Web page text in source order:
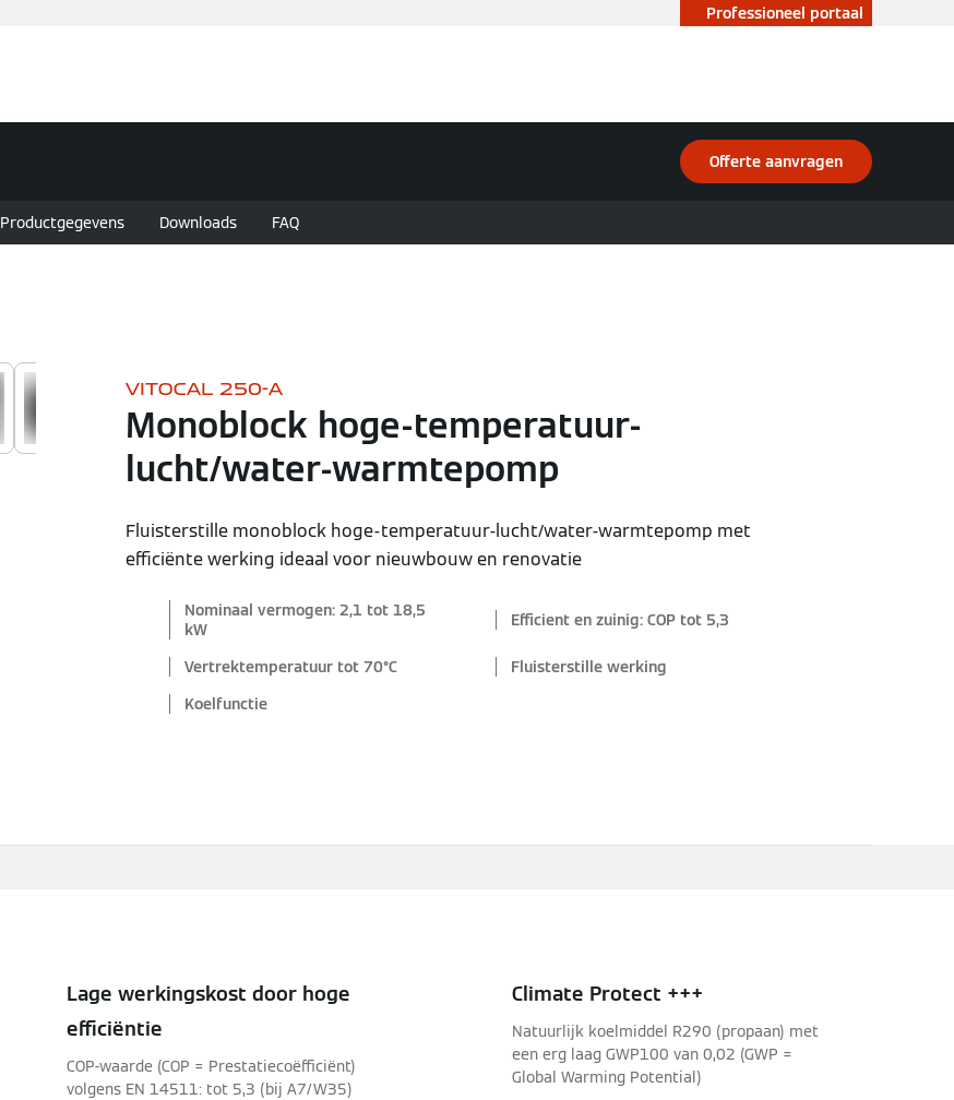
Professioneel portaal
Offerte aanvragen
Productgegevens Downloads FAQ
VITOCAL 250-A
Monoblock hoge-temperatuur-
lucht/water-warmtepomp
Fluisterstille monoblock hoge-temperatuur-lucht/water-warmtepomp met
efficiënte werking ideaal voor nieuwbouw en renovatie
Nominaal vermogen: 2,1 tot 18,5
kW
Efficient en zuinig: COP tot 5,3
Vertrektemperatuur tot 70°C
Fluisterstille werking
Koelfunctie
Lage werkingskost door hoge
efficiëntie
COP-waarde (COP = Prestatiecoëfficiënt)
volgens EN 14511: tot 5,3 (bij A7/W35)
Climate Protect +++
Natuurlijk koelmiddel R290 (propaan) met
een erg laag GWP100 van 0,02 (GWP =
Global Warming Potential)